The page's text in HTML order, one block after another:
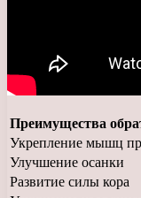
Преимущества
Укрепление мышц
Улучшение осанки
Развитие силы кора